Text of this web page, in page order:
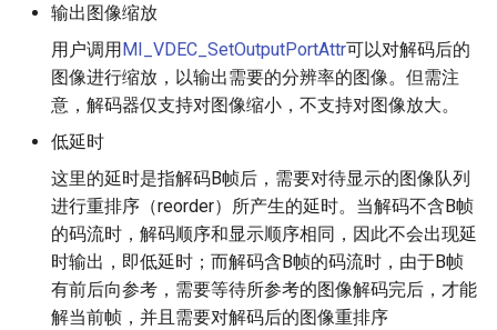
输出图像缩放
用户调用MI_VDEC_SetOutputPortAttr可以对解码后的
图像进行缩放，以输出需要的分辨率的图像。但需注
意，解码器仅支持对图像缩小，不支持对图像放大。
低延时
这里的延时是指解码B帧后，需要对待显示的图像队列
进行重排序（reorder）所产生的延时。当解码不含B帧
的码流时，解码顺序和显示顺序相同，因此不会出现延
时输出，即低延时；而解码含B帧的码流时，由于B帧
有前后向参考，需要等待所参考的图像解码完后，才能
解当前帧，并且需要对解码后的图像重排序